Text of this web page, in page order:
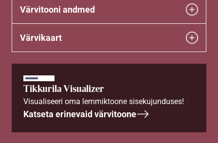
Värvitooni andmed
Värvikaart
Tikkurila Visualizer
Visualiseeri oma lemmiktoone sisekujunduses!
Katseta erinevaid värvitoone